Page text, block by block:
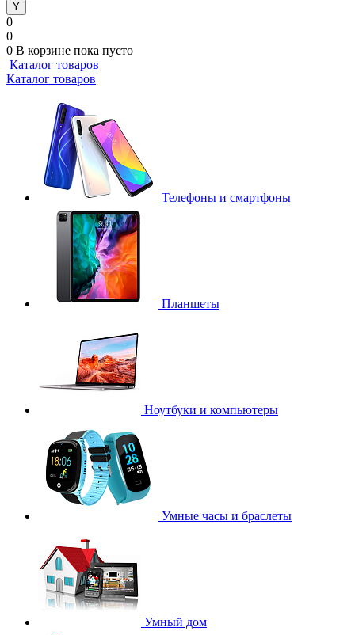
0
0
0 В корзине пока пусто
Каталог товаров
Каталог товаров
Телефоны и смартфоны
Планшеты
Ноутбуки и компьютеры
Умные часы и браслеты
Умный дом